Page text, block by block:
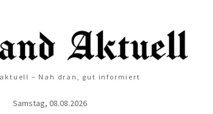
– Nah dran, gut informiert
Samstag, 08.08.2026